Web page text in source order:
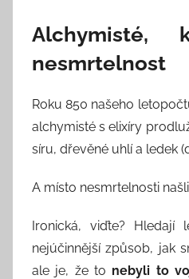
Alchymisté,
nesmrtelnost
Roku 850 našeho
alchymisté s elixíry
síru, dřevěné uhlí a ledek
A místo nesmrtelnosti našli
Ironická, viďte?
nejúčinnější způsob, jak
ale je, že to nebyli to